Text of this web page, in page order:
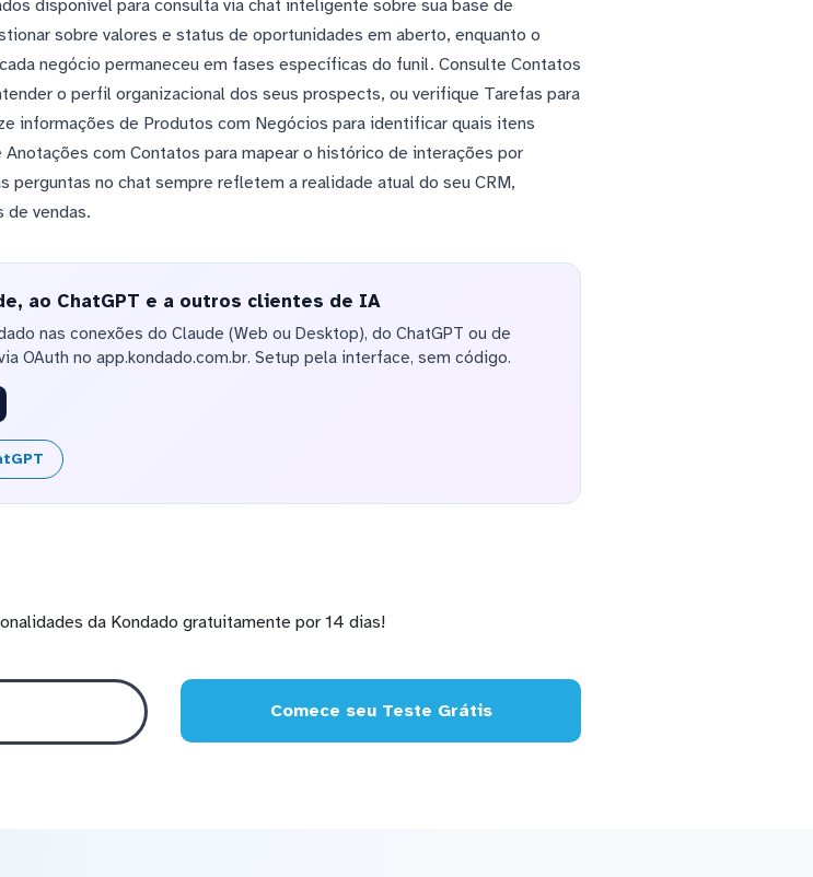
disponível para consulta via chat inteligente sobre sua base de
sobre valores e status de oportunidades em aberto, enquanto o
negócio permaneceu em fases específicas do funil. Consulte Contatos
o perfil organizacional dos seus prospects, ou verifique Tarefas para
informações de Produtos com Negócios para identificar quais itens
com Contatos para mapear o histórico de interações por
no chat sempre refletem a realidade atual do seu CRM,
de vendas.
ao ChatGPT e a outros clientes de IA
nas conexões do Claude (Web ou Desktop), do ChatGPT ou de
OAuth no app.kondado.com.br. Setup pela interface, sem código.
da Kondado gratuitamente por 14 dias!
Comece seu Teste Grátis